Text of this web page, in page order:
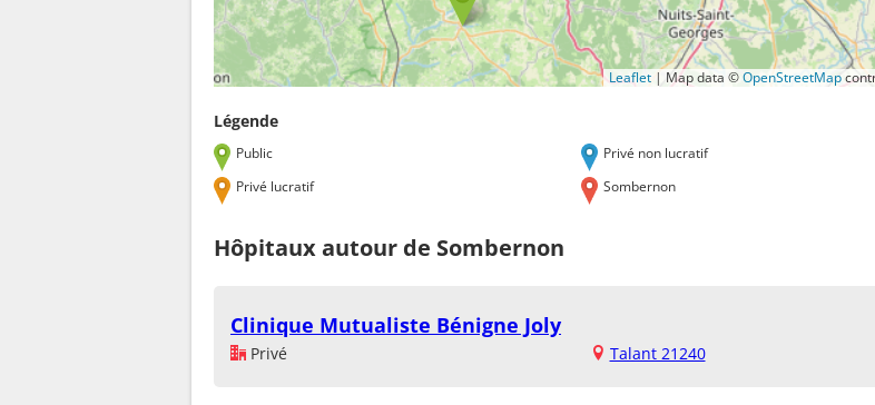
Leaflet | Map data ©OpenStreetMap
Légende
Public
Privé non lucratif
Privé lucratif
Sombernon
Hôpitaux autour de Sombernon
Clinique Mutualiste Bénigne Joly
Privé Talant 21240